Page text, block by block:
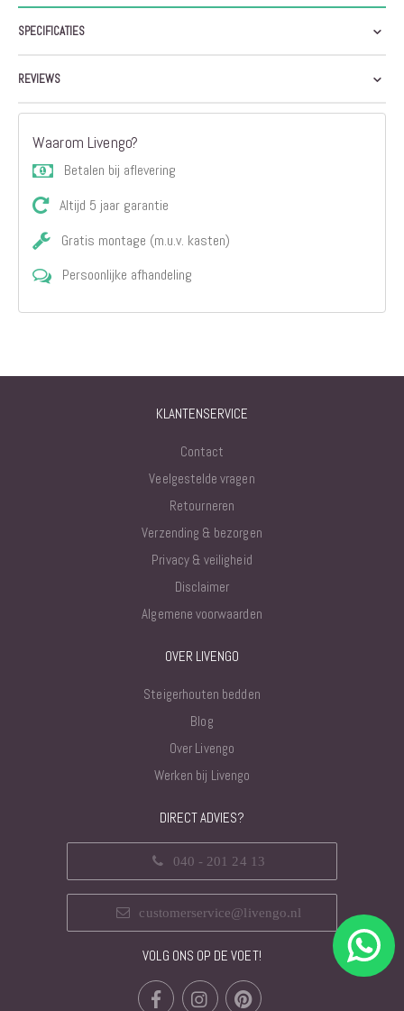
SPECIFICATIES
REVIEWS
Waarom Livengo?
Betalen bij aflevering
Altijd 5 jaar garantie
Gratis montage (m.u.v. kasten)
Persoonlijke afhandeling
KLANTENSERVICE
Contact
Veelgestelde vragen
Retourneren
Verzending & bezorgen
Privacy & veiligheid
Disclaimer
Algemene voorwaarden
OVER LIVENGO
Steigerhouten bedden
Blog
Over Livengo
Werken bij Livengo
DIRECT ADVIES?
040 - 201 24 13
customerservice@livengo.nl
VOLG ONS OP DE VOET!